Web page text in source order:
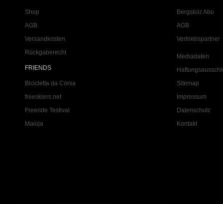
Shop
AGB
Versandkosten
Rückgaberecht
FRIENDS
Bicicletta da Corsa
freeskiers.net
Freeride Testival
Maloja
Bergstolz Abo
AGB
Vertriebspartner
Mediadaten
Sitemap
Impressum
Datenschutz
Kontakt